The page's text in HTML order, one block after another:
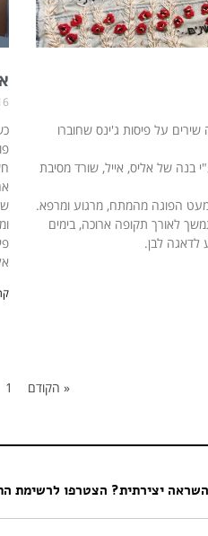
על פיסות ג'ינס שחוברו
בנה של אליס, אייל, שורד מסיבת
הפוגה מהמתח, מרגוע ומרפא.
לאורך תקופה ארוכה, בימים
לדאגה לבן.
16
« הקודם 1
יצירתית? הצטרפו לרשימת